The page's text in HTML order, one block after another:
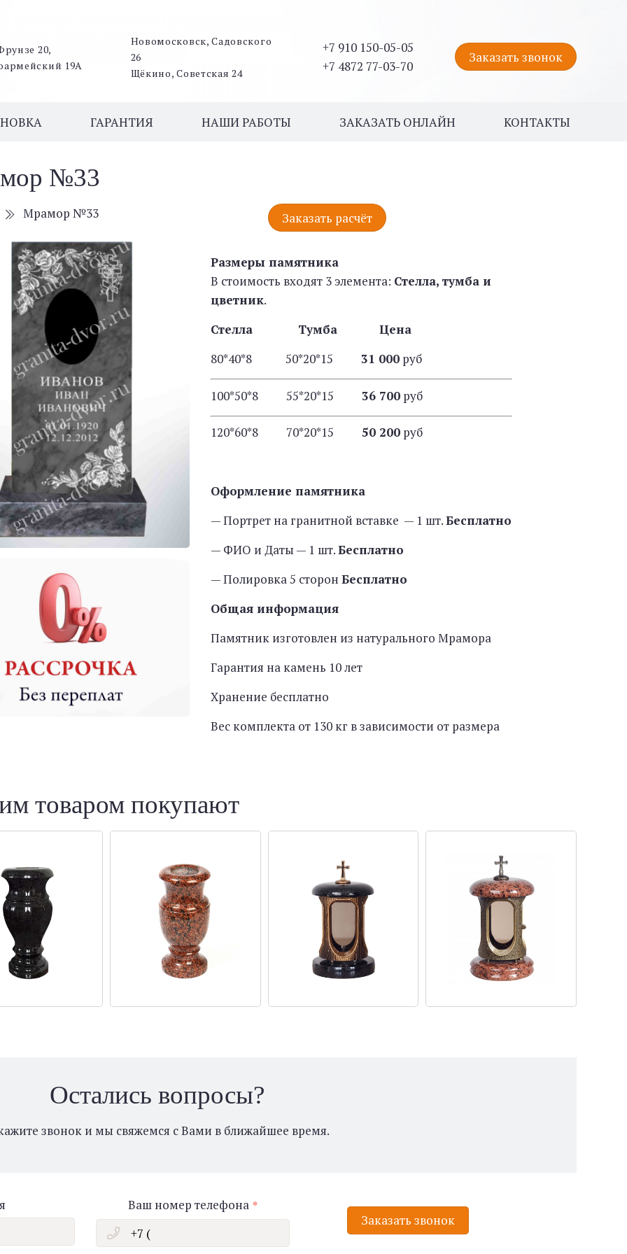
20,
19А
Новомосковск, Садовского
26
Щёкино, Советская 24
+7 910 150-05-05
+7 4872 77-03-70
Заказать звонок
ГАРАНТИЯ НАШИ РАБОТЫ ЗАКАЗАТЬ ОНЛАЙН КОНТАКТЫ
№33
Мрамор №33 Заказать расчёт
Размеры памятника
В стоимость входят 3 элемента: Стелла, тумба и
цветник.
Стелла Тумба Цена
80*40*8 50*20*15 31 000руб
100*50*8 55*20*15 36 700руб
120*60*8 70*20*15 50 200руб
Оформление памятника
— Портрет на гранитной вставке — 1 шт.Бесплатно
— ФИО и Даты — 1 шт.Бесплатно
— Полировка 5 сторон Бесплатно
Общая информация
Памятник изготовлен из натурального Мрамора
Гарантия на камень 10 лет
Хранение бесплатно
Вес комплекта от 130 кг в зависимости от размера
товаром покупают
Остались вопросы?
звонок и мы свяжемся с Вами в ближайшее время.
Ваш номер телефона
Заказать звонок